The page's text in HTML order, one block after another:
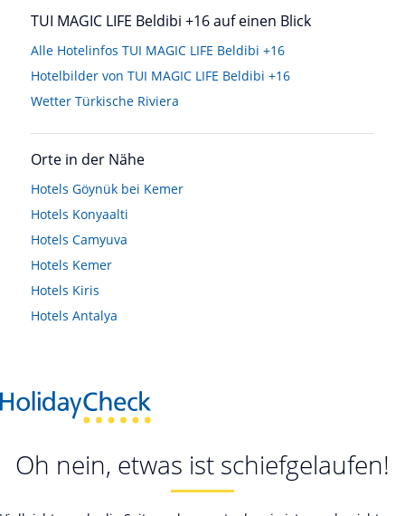
TUI MAGIC LIFE Beldibi +16 auf einen Blick
Alle Hotelinfos TUI MAGIC LIFE Beldibi +16
Hotelbilder von TUI MAGIC LIFE Beldibi +16
Wetter Türkische Riviera
Orte in der Nähe
Hotels Göynük bei Kemer
Hotels Konyaalti
Hotels Camyuva
Hotels Kemer
Hotels Kiris
Hotels Antalya
Oh nein, etwas ist schiefgelaufen!